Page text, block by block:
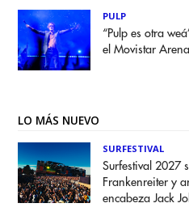
PULP
“Pulp es otra
el Movistar Arena
LO MÁS NUEVO
SURFESTIVAL
Surfestival 2027
Frankenreiter y
encabeza Jack